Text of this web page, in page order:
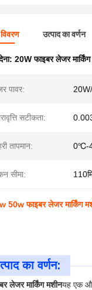
उत्पाद का वर्णन
20W फाइबर लेजर
पावर:
सटीकता:
तापमान: 0℃-
सीमा:
50w फाइबर लेजर मार्किंग
का वर्णन:
लेजर मार्किंग मशीनयह एक